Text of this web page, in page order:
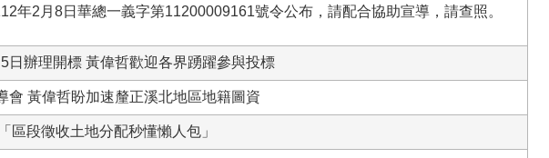
年2月8日華總一義字第11200009161號令公布，請配合協助宣導，請查照。
日辦理開標 黃偉哲歡迎各界踴躍參與投標
黃偉哲盼加速釐正溪北地區地籍圖資
區段徵收土地分配秒懂懶人包」